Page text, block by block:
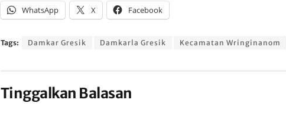
WhatsApp X Facebook
Tags: Damkar Gresik Damkarla Gresik Kecamatan Wringinanom
Tinggalkan Balasan